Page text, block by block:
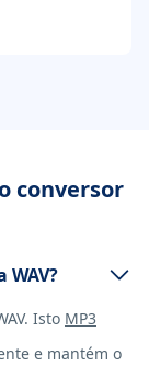
conversor
WAV?
Isto MP3
e mantém o